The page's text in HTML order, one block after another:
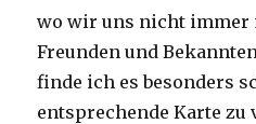
wo wir uns nicht immer
Freunden und
finde ich es besonders
entsprechende Karte zu